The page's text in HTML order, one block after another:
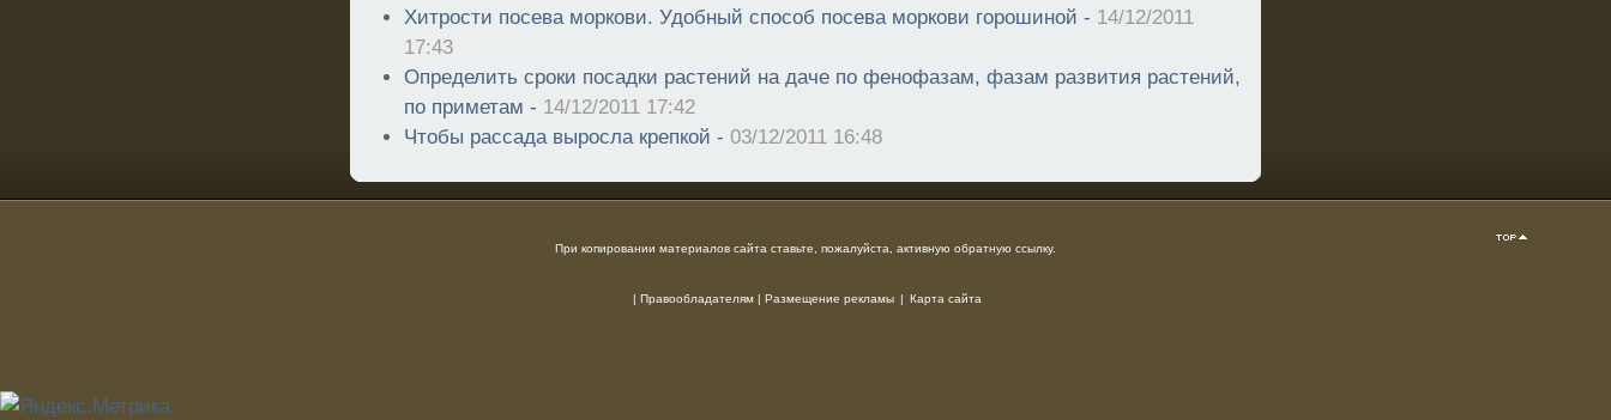
Хитрости посева моркови. Удобный способ посева моркови горошиной - 14/12/2011
17:43
Определить сроки посадки растений на даче по фенофазам, фазам развития растений,
по приметам - 14/12/2011 17:42
Чтобы рассада выросла крепкой -03/12/2011 16:48
При копировании материалов сайта ставьте, пожалуйста, активную обратную ссылку.
| Правообладателям | Размещение рекламы | Карта сайта